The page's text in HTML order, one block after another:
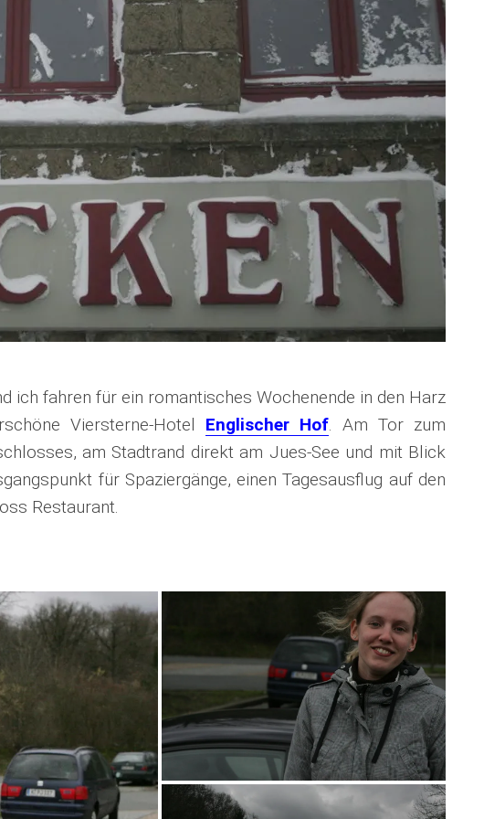
ich fahren für ein romantisches Wochenende in den Harz
Viersterne-Hotel Englischer Hof. Am Tor zum
am Stadtrand direkt am Jues-See und mit Blick
für Spaziergänge, einen Tagesausflug auf den
Restaurant.